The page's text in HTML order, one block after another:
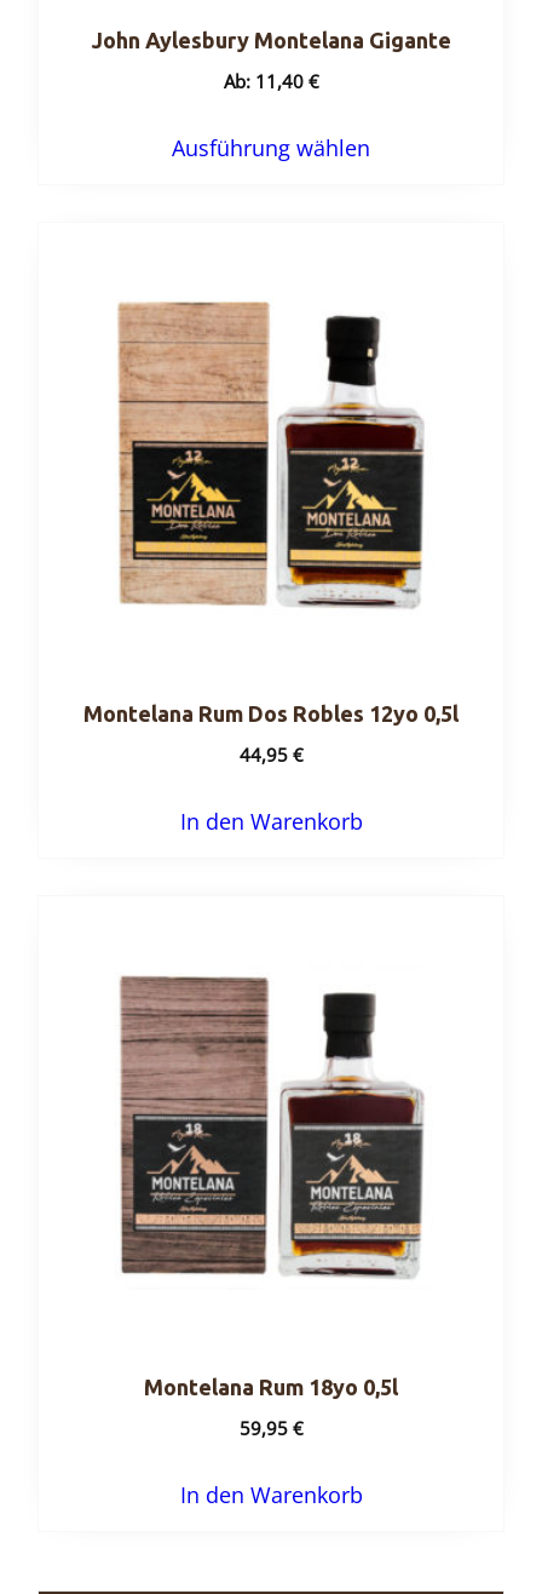
John Aylesbury Montelana Gigante
Ab: 11,40€
Ausführung wählen
Die
Optionen
können
auf
der
Produktseite
gewählt
werden
Montelana Rum Dos Robles 12yo 0,5l
44,95€
In den Warenkorb
Montelana Rum 18yo 0,5l
59,95€
In den Warenkorb